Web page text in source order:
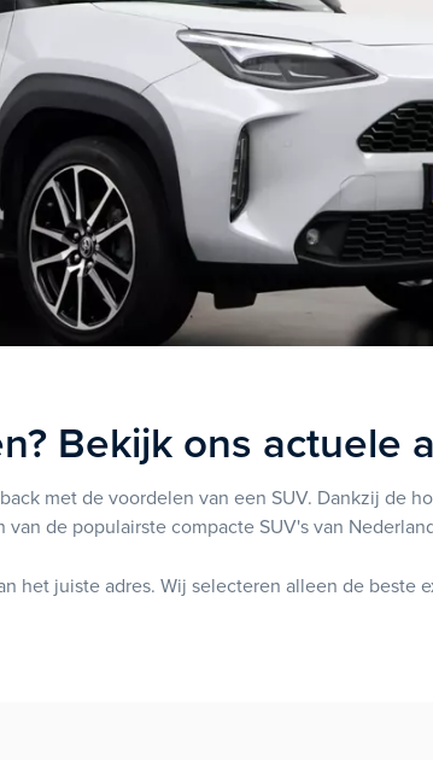
Bekijk ons actuele
met de voordelen van een SUV. Dankzij de
de populairste compacte SUV's van
het juiste adres. Wij selecteren alleen de beste